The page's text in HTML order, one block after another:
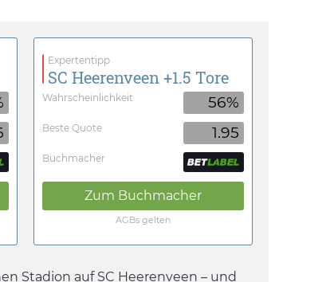
Expertentipp
SC Heerenveen +1.5 Tore
Wahrscheinlichkeit 56%
Beste Quote 1.95
Buchmacher
Zum Buchmacher
AGBs gelten
Stadion auf SC Heerenveen – und